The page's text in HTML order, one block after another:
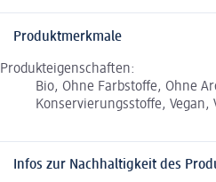
Produktmerkmale
Produkteigenschaften:
Bio, Ohne Farbstoffe, Ohne
Konservierungsstoffe, Vegan,
Infos zur Nachhaltigkeit des